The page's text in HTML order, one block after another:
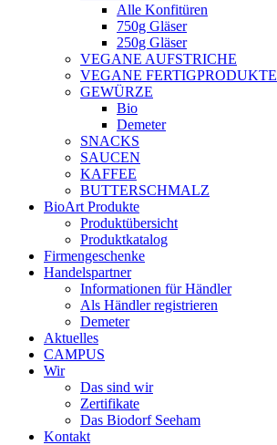
Alle Konfitüren
750g Gläser
250g Gläser
VEGANE AUFSTRICHE
VEGANE FERTIGPRODUKTE
GEWÜRZE
Bio
Demeter
SNACKS
SAUCEN
KAFFEE
BUTTERSCHMALZ
BioArt Produkte
Produktübersicht
Produktkatalog
Firmengeschenke
Handelspartner
Informationen für Händler
Als Händler registrieren
Demeter
Aktuelles
CAMPUS
Wir
Das sind wir
Zertifikate
Das Biodorf Seeham
Kontakt